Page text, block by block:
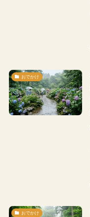
おでかけ
おでかけ